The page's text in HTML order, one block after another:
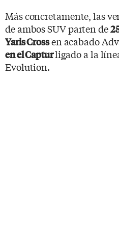
Más concretamente, las
de ambos SUV parten de
Yaris Crossen acabado
en el Capturligado a la
Evolution.